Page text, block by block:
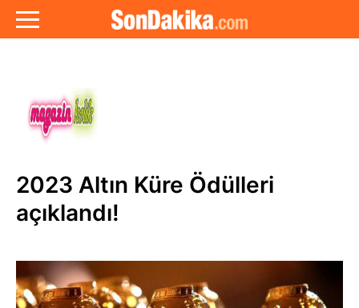
2023 Altın Küre Ödülleri
açıklandı!